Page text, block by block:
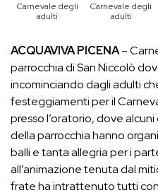
Carnevale degli
adulti
Carnevale degli
adulti
ACQUAVIVA PICENA–
parrocchia di San Niccolò
incominciando dagli adulti
festeggiamenti per il
presso l’oratorio, dove
della parrocchia hanno
balli e tanta allegria per i
all’animazione tenuta dal
frate ha intrattenuto tutti